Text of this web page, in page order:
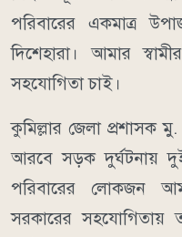
পরিবারের একমাত্র
দিশেহারা। আমার
সহযোগিতা চাই।
কুমিল্লার জেলা প্রশাসক
আরবে সড়ক দুর্ঘটনায়
পরিবারের লোকজন
সরকারের সহযোগিতায়